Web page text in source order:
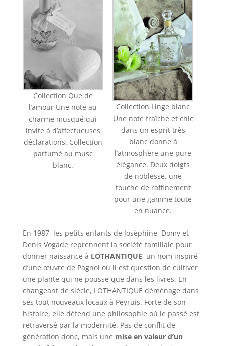
Collection Que de
l’amour Une note au
charme musqué qui
invite à d’affectueuses
déclarations. Collection
parfumé au musc
blanc.
Collection Linge blanc
Une note fraîche et chic
dans un esprit très
blanc donne à
l’atmosphère une pure
élégance. Deux doigts
de noblesse, une
touche de raffinement
pour une gamme toute
en nuance.
En 1987, les petits enfants de Joséphine, Domy et
Denis Vogade reprennent la société familiale pour
donner naissance à LOTHANTIQUE, un nom inspiré
d’une œuvre de Pagnol où il est question de cultiver
une plante qui ne pousse que dans les livres. En
changeant de siècle, LOTHANTIQUE déménage dans
ses tout nouveaux locaux à Peyruis. Forte de son
histoire, elle défend une philosophie où le passé est
retraversé par la modernité. Pas de conflit de
génération donc, mais une mise en valeur d’un